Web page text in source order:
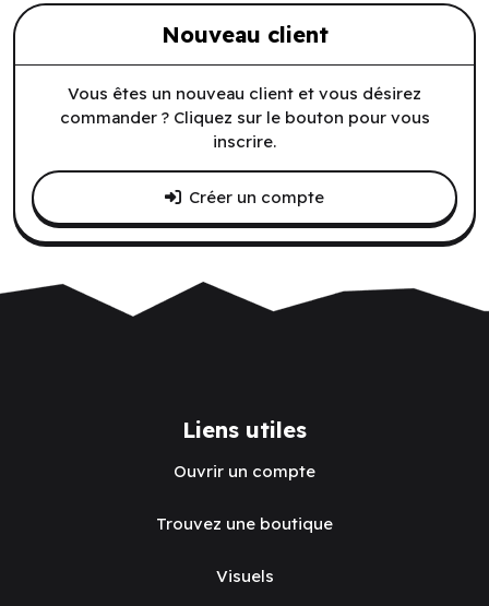
Nouveau client
Vous êtes un nouveau client et vous désirez
commander ? Cliquez sur le bouton pour vous
inscrire.
Créer un compte
Liens utiles
Ouvrir un compte
Trouvez une boutique
Visuels